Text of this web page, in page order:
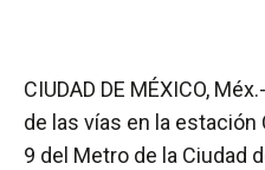
CIUDAD DE MÉXICO,
de las vías en la
9 del Metro de la Ciudad